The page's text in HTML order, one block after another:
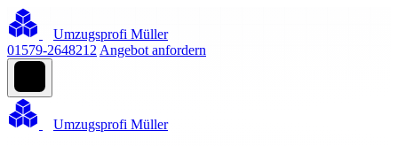
Umzugsprofi Müller
01579-2648212 Angebot anfordern
Umzugsprofi Müller